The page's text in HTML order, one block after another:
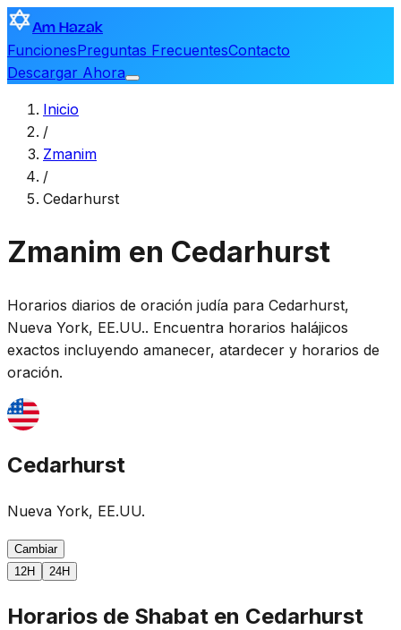
Am Hazak
FuncionesPreguntas FrecuentesContacto
Descargar Ahora
Inicio
/
Zmanim
/
Cedarhurst
Zmanim en Cedarhurst
Horarios diarios de oración judía para Cedarhurst,
Nueva York, EE.UU.. Encuentra horarios halájicos
exactos incluyendo amanecer, atardecer y horarios de
oración.
Cedarhurst
Nueva York, EE.UU.
Cambiar
12H
24H
Horarios de Shabat en Cedarhurst